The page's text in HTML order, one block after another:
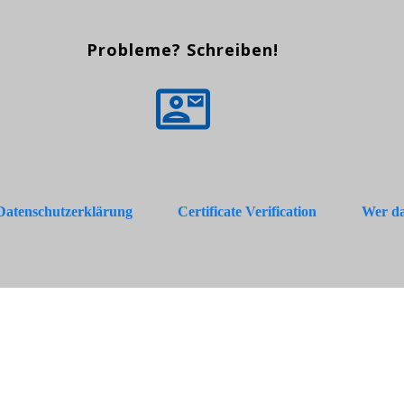
Probleme? Schreiben!
Certificate Verification Wer